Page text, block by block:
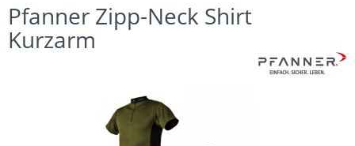
Pfanner Zipp-Neck Shirt
Kurzarm